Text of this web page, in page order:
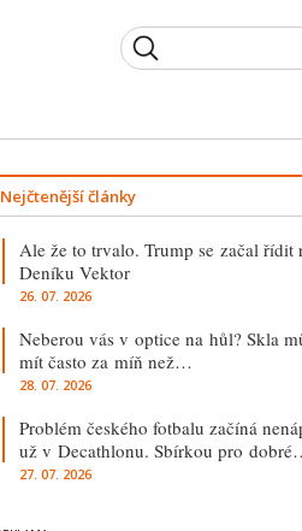
Nejčtenější články
Ale že to trvalo. Trump se začal řídit
Deníku Vektor
26. 07. 2026
Neberou vás v optice na hůl? Skla
mít často za míň než…
28. 07. 2026
Problém českého fotbalu začíná
už v Decathlonu. Sbírkou pro
27. 07. 2026